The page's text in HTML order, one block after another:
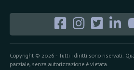
Copyright © 2026 - Tutti i diritti sono riservati.
parziale, senza autorizzazione è vietata.